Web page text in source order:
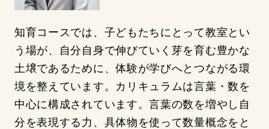
知育コースでは、子どもたちにとって教室とい
う場が、自分自身で伸びていく芽を育む豊かな
土壌であるために、体験が学びへとつながる環
境を整えています。カリキュラムは言葉・数を
中心に構成されています。言葉の数を増やし自
分を表現する力、具体物を使って数量概念をと